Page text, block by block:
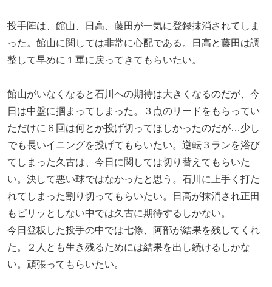
投手陣は、館山、日高、藤田が一気に登録抹消されてしま
った。館山に関しては非常に心配である。日高と藤田は調
整して早めに１軍に戻ってきてもらいたい。
館山がいなくなると石川への期待は大きくなるのだが、今
日は中盤に掴まってしまった。３点のリードをもらってい
ただけに６回は何とか投げ切ってほしかったのだが…少し
でも長いイニングを投げてもらいたい。逆転３ランを浴び
てしまった久古は、今日に関しては切り替えてもらいた
い。決して悪い球ではなかったと思う。石川に上手く打た
れてしまった割り切ってもらいたい。日高が抹消され正田
もピリッとしない中では久古に期待するしかない。
今日登板した投手の中では七條、阿部が結果を残してくれ
た。２人とも生き残るためには結果を出し続けるしかな
い。頑張ってもらいたい。